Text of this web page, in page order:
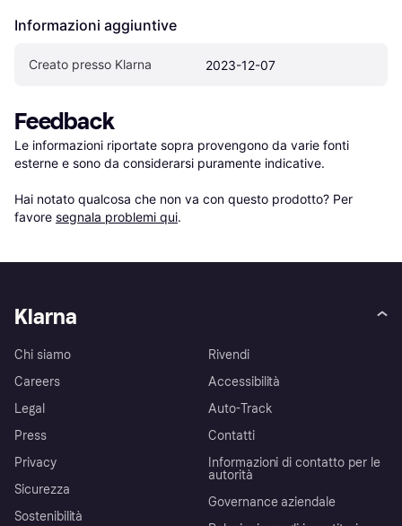
Informazioni aggiuntive
Creato presso Klarna 2023-12-07
Feedback
Le informazioni riportate sopra provengono da varie fonti
esterne e sono da considerarsi puramente indicative.
Hai notato qualcosa che non va con questo prodotto? Per
favore segnala problemi qui.
Klarna
Chi siamo
Careers
Legal
Press
Privacy
Sicurezza
Sostenibilità
Rivendi
Accessibilità
Auto-Track
Contatti
Informazioni di contatto per le
autorità
Governance aziendale